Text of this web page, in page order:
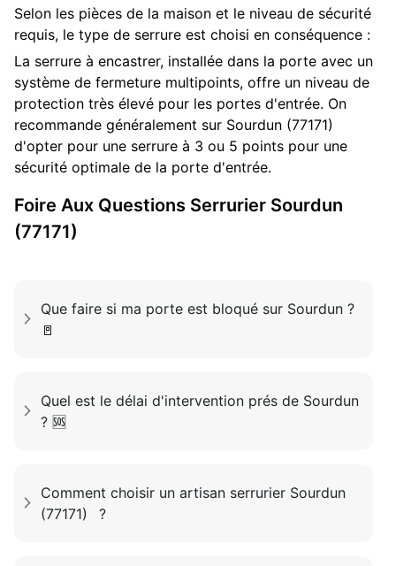
Selon les pièces de la maison et le niveau de sécurité
requis, le type de serrure est choisi en conséquence :
La serrure à encastrer, installée dans la porte avec un
système de fermeture multipoints, offre un niveau de
protection très élevé pour les portes d'entrée. On
recommande généralement sur Sourdun (77171)
d'opter pour une serrure à 3 ou 5 points pour une
sécurité optimale de la porte d'entrée.
Foire Aux Questions Serrurier Sourdun
(77171)
Que faire si ma porte est bloqué sur Sourdun ?
🚪
Quel est le délai d'intervention prés de Sourdun
? 🆘
Comment choisir un artisan serrurier Sourdun
(77171) ?